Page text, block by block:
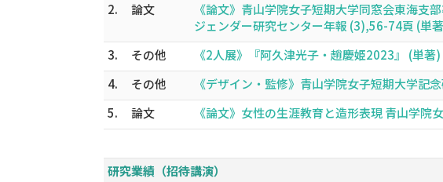
2.
論文
《論文》青山学院女子短期大学同窓会東海
ジェンダー研究センター年報 (3),56-74頁 (単
3.
その他
《2人展》『阿久津光子・趙慶姫2023』 (単
4.
その他
《デザイン・監修》青山学院女子短期大学記
5.
論文
《論文》女性の生涯教育と造形表現 青山学
研究業績（招待講演）